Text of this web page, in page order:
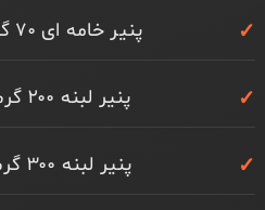
پنیر خامه ای ۷۰ گرم دیار
پنیر لبنه ۲۰۰ گرم دیار
پنیر لبنه ۳۰۰ گرم دیار